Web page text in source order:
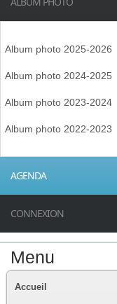
Album photo 2025-2026
Album photo 2024-2025
Album photo 2023-2024
Album photo 2022-2023
AGENDA
CONNEXION
Menu
Accueil